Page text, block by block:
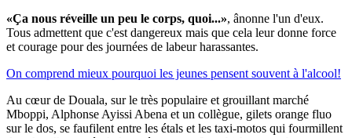
«Ça nous réveille un peu le corps, quoi...», ânonne l'un d'eux.
Tous admettent que c'est dangereux mais que cela leur donne force
et courage pour des journées de labeur harassantes.
On comprend mieux pourquoi les jeunes pensent souvent à l'alcool!
Au cœur de Douala, sur le très populaire et grouillant marché
Mboppi, Alphonse Ayissi Abena et un collègue, gilets orange fluo
sur le dos, se faufilent entre les étals et les taxi-motos qui fourmillent